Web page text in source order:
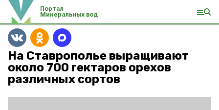
Портал
Минеральных вод
На Ставрополье выращивают
около 700 гектаров орехов
различных сортов